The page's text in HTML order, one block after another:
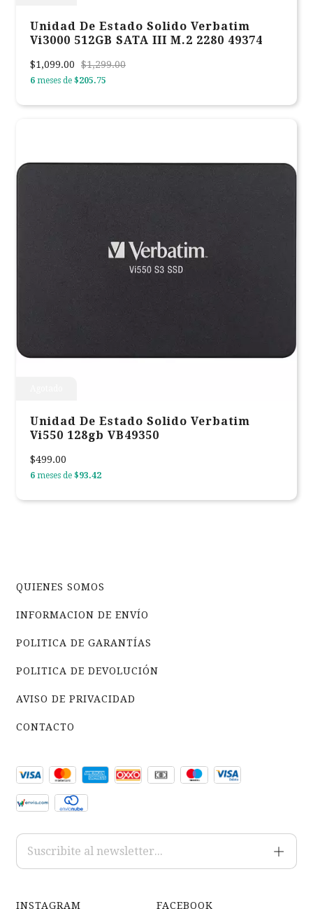
Unidad De Estado Solido Verbatim
Vi3000 512GB SATA III M.2 2280 49374
$1,099.00 $1,299.00
6 meses de $205.75
Unidad De Estado Solido Verbatim
Vi550 128gb VB49350
$499.00
6 meses de $93.42
QUIENES SOMOS
INFORMACION DE ENVÍO
POLITICA DE GARANTÍAS
POLITICA DE DEVOLUCIÓN
AVISO DE PRIVACIDAD
CONTACTO
INSTAGRAM FACEBOOK